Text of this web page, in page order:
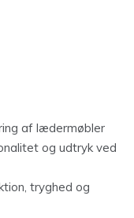
af lædermøbler
og udtryk ved
tryghed og